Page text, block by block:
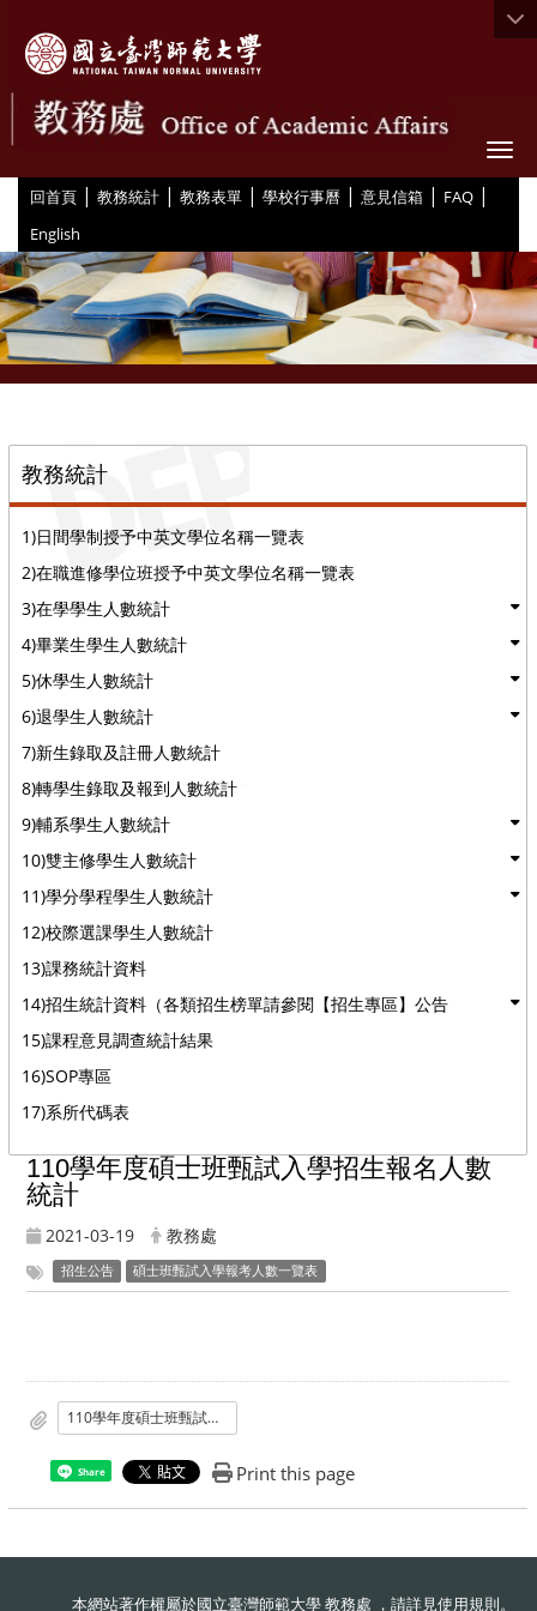
回首頁 | 教務統計 | 教務表單 | 學校行事曆 | 意見信箱 | FAQ |
English
教務統計
1)日間學制授予中英文學位名稱一覽表
2)在職進修學位班授予中英文學位名稱一覽表
3)在學學生人數統計
4)畢業生學生人數統計
5)休學生人數統計
6)退學生人數統計
7)新生錄取及註冊人數統計
8)轉學生錄取及報到人數統計
9)輔系學生人數統計
10)雙主修學生人數統計
11)學分學程學生人數統計
12)校際選課學生人數統計
13)課務統計資料
14)招生統計資料（各類招生榜單請參閱【招生專區】公告
15)課程意見調查統計結果
16)SOP專區
17)系所代碼表
110學年度碩士班甄試入學招生報名人數
統計
2021-03-19 教務處
招生公告 碩士班甄試入學報考人數一覽表
110學年度碩士班甄試入學招生報名人數統計
Share Print this page
本網站著作權屬於國立臺灣師範大學 教務處 ，請詳見使用規則。